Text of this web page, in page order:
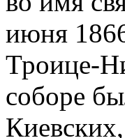
июня
Троице-
соборе